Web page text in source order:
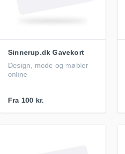
Sinnerup.dk Gavekort
Design, mode og møbler
online
Fra 100 kr.